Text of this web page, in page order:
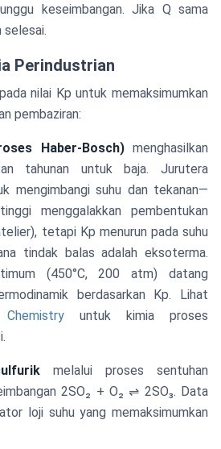
keseimbangan. Jika Q sama
selesai.
Perindustrian
nilai Kp untuk memaksimumkan
pembaziran:
Haber-Bosch)menghasilkan
tahunan untuk baja. Jurutera
mengimbangi suhu dan tekanan—
menggalakkan pembentukan
tetapi Kp menurun pada suhu
tindak balas adalah eksoterma.
(450°C, 200 atm) datang
berdasarkan Kp. Lihat
untuk kimia proses
melalui proses sentuhan
2SO₂ + O₂ ⇌ 2SO₃. Data
loji suhu yang memaksimumkan